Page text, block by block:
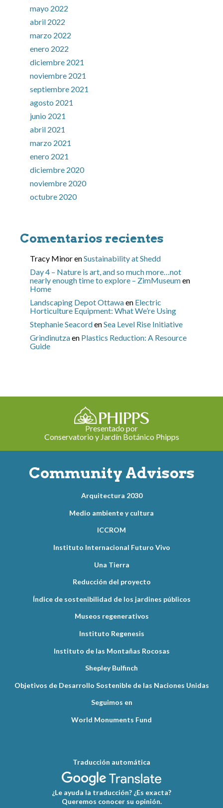
mayo 2022
abril 2022
marzo 2022
enero 2022
diciembre 2021
noviembre 2021
septiembre 2021
agosto 2021
junio 2021
abril 2021
marzo 2021
enero 2021
diciembre 2020
noviembre 2020
octubre 2020
Comentarios recientes
Tracy MinorenSustainability at Shedd
Day 4 – Nature is art, and so much more…not
nearly enough time to explore – ZimMuseumen
Home
Landscaping Depot Ottawaen Electric
Horticulture Equipment: What We’re Using
Stephanie SeacordenSea Level Rise Initiative
Grindinutzaen Plastics Reduction: A Resource
Guide
Presentado por
Conservatorio y Jardín Botánico Phipps
Community Advisors
Arquitectura 2030
Medio ambiente y cultura
ICCROM
Instituto Internacional Futuro Vivo
Una Tierra
Reducción del proyecto
Índice de sostenibilidad de los jardines públicos
Museos regenerativos
Instituto Regenesis
Instituto de las Montañas Rocosas
Shepley Bulfinch
Objetivos de Desarrollo Sostenible de las Naciones Unidas
Seguimos en
World Monuments Fund
Traducción automática
¿Le ayuda la traducción? ¿Es exacta?
Queremos conocer su opinión.